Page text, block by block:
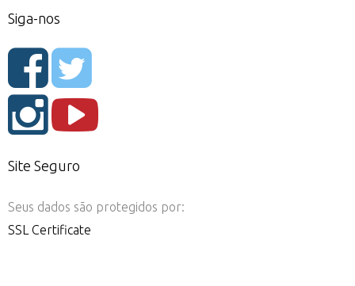
Siga-nos
Site Seguro
Seus dados são protegidos por:
SSL Certificate